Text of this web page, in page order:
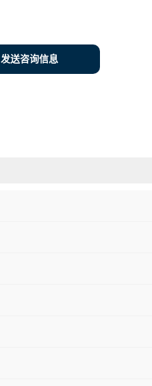
发送咨询信息